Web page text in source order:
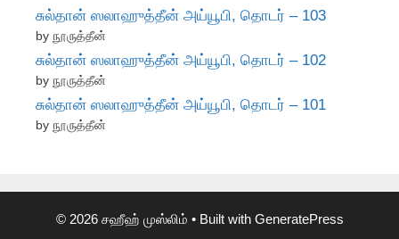
சுல்தான் ஸலாஹுத்தீன் அய்யூபி, தொடர் – 103
by நூருத்தீன்
சுல்தான் ஸலாஹுத்தீன் அய்யூபி, தொடர் – 102
by நூருத்தீன்
சுல்தான் ஸலாஹுத்தீன் அய்யூபி, தொடர் – 101
by நூருத்தீன்
© 2026 சஹீஹ் முஸ்லிம் • Built with GeneratePress